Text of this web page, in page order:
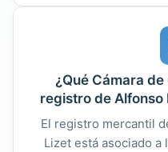
¿Qué Cámara
registro de Alfonso
El registro mercantil
Lizet está asociado a